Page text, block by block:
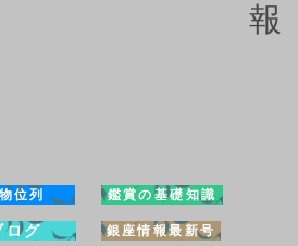
報
位列 鑑賞の基礎知識
ログ 銀座情報最新号